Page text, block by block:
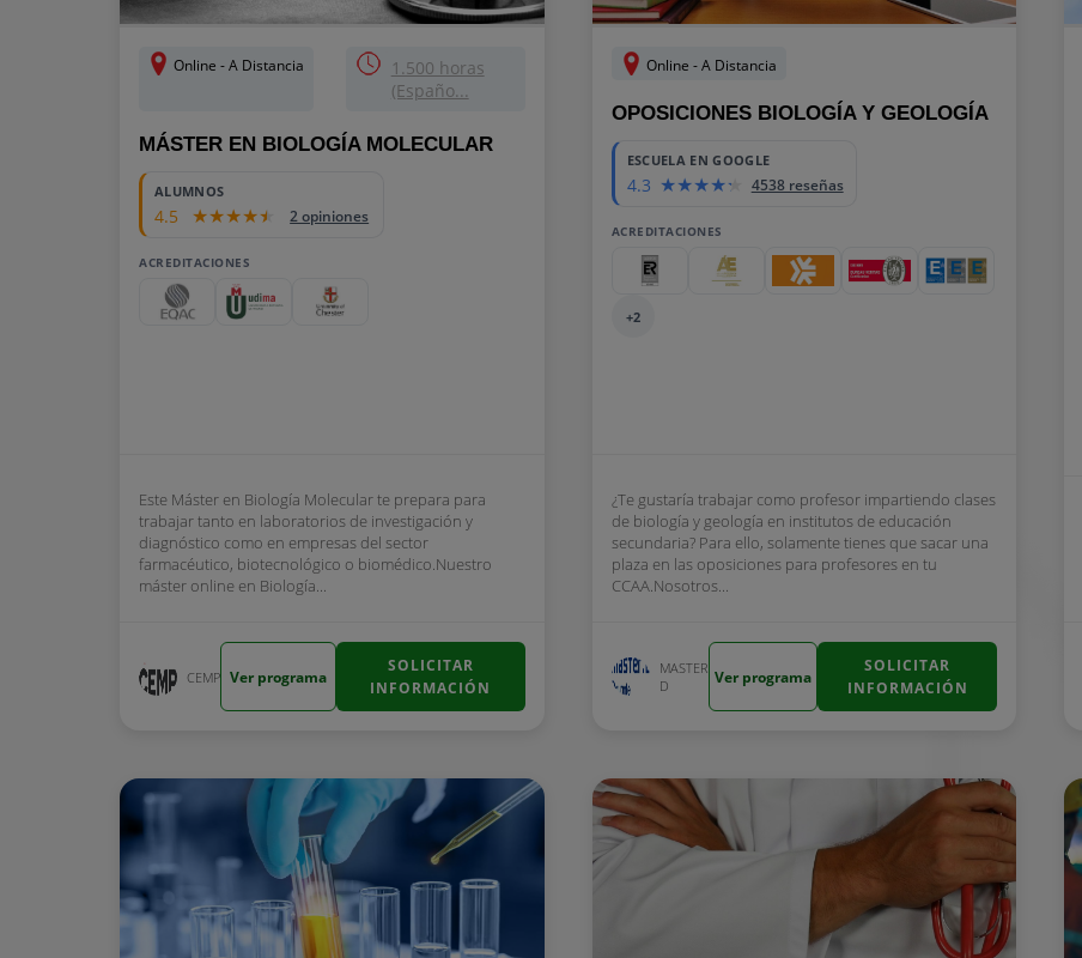
Online - A Distancia
1.500 horas
(Españo...
MÁSTER EN BIOLOGÍA MOLECULAR
ALUMNOS
4.5 2 opiniones
ACREDITACIONES
Este Máster en Biología Molecular te prepara para
trabajar tanto en laboratorios de investigación y
diagnóstico como en empresas del sector
farmacéutico, biotecnológico o biomédico.Nuestro
máster online en Biología...
CEMP Ver programa
SOLICITAR
INFORMACIÓN
Online - A Distancia
OPOSICIONES BIOLOGÍA Y GEOLOGÍA
ESCUELA EN GOOGLE
4.3 4538 reseñas
ACREDITACIONES
+2
¿Te gustaría trabajar como profesor impartiendo clases
de biología y geología en institutos de educación
secundaria? Para ello, solamente tienes que sacar una
plaza en las oposiciones para profesores en tu
CCAA.Nosotros...
MASTER
D
Ver programa
SOLICITAR
INFORMACIÓN